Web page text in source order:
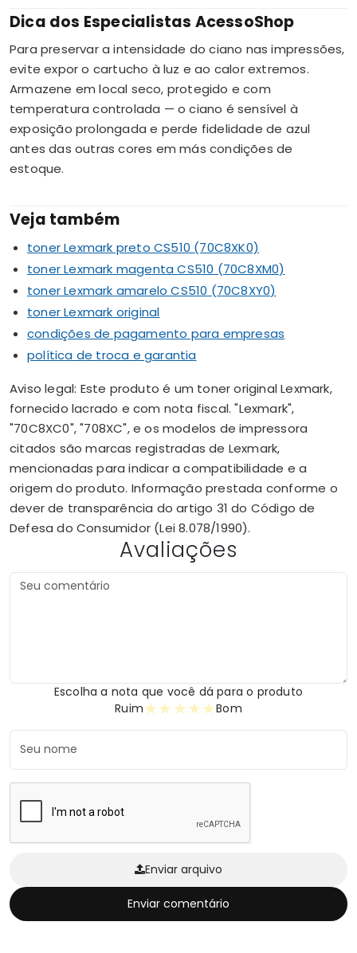
Dica dos Especialistas AcessoShop
Para preservar a intensidade do ciano nas impressões,
evite expor o cartucho à luz e ao calor extremos.
Armazene em local seco, protegido e com
temperatura controlada — o ciano é sensível à
exposição prolongada e perde fidelidade de azul
antes das outras cores em más condições de
estoque.
Veja também
toner Lexmark preto CS510 (70C8XK0)
toner Lexmark magenta CS510 (70C8XM0)
toner Lexmark amarelo CS510 (70C8XY0)
toner Lexmark original
condições de pagamento para empresas
política de troca e garantia
Aviso legal: Este produto é um toner original Lexmark,
fornecido lacrado e com nota fiscal. "Lexmark",
"70C8XC0", "708XC", e os modelos de impressora
citados são marcas registradas de Lexmark,
mencionadas para indicar a compatibilidade e a
origem do produto. Informação prestada conforme o
dever de transparência do artigo 31 do Código de
Defesa do Consumidor (Lei 8.078/1990).
Avaliações
Escolha a nota que você dá para o produto
Ruim
★
★
★
★
★ Bom
Enviar arquivo
Enviar comentário